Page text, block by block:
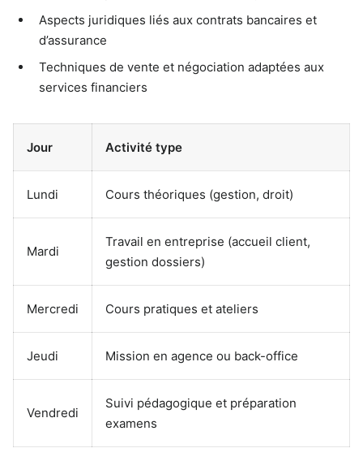
Aspects juridiques liés aux contrats bancaires et
d’assurance
Techniques de vente et négociation adaptées aux
services financiers
Jour Activité type
Lundi Cours théoriques (gestion, droit)
Mardi
Travail en entreprise (accueil client,
gestion dossiers)
Mercredi Cours pratiques et ateliers
Jeudi Mission en agence ou back-office
Vendredi
Suivi pédagogique et préparation
examens